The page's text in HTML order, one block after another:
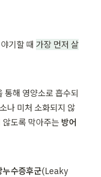
기할 때 가장 먼저 살
통해 영양소로 흡수되
나 미처 소화되지 않
도록 막아주는 방어
누수증후군(Leaky